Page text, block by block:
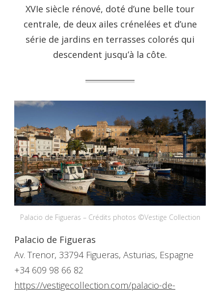
XVIe siècle rénové, doté d’une belle tour
centrale, de deux ailes crénelées et d’une
série de jardins en terrasses colorés qui
descendent jusqu’à la côte.
Palacio de Figueras – Crédits photos ©Vestige Collection
Palacio de Figueras
Av. Trenor, 33794 Figueras, Asturias, Espagne
+34 609 98 66 82
https://vestigecollection.com/palacio-de-